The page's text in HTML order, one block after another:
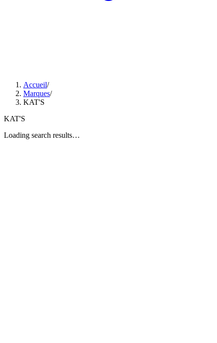
Accueil/
Marques/
KAT'S
KAT'S
Loading search results…